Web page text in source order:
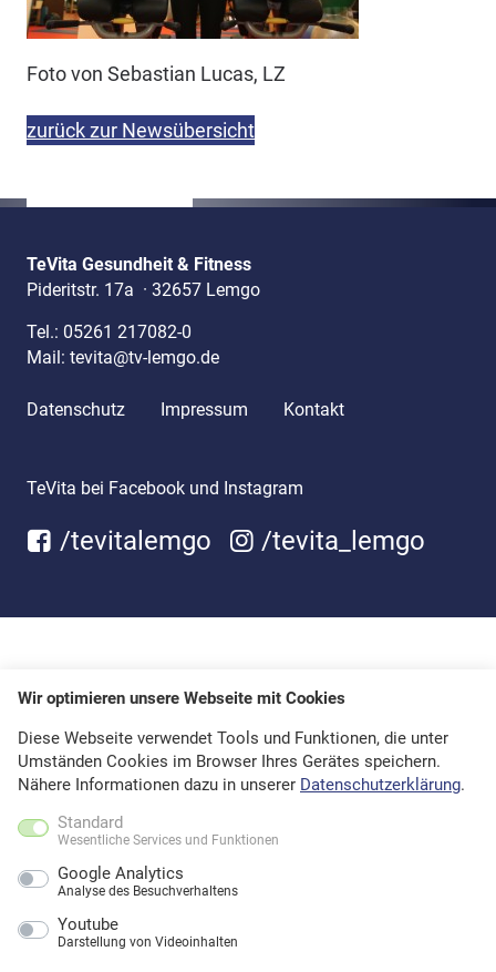
Foto von Sebastian Lucas, LZ
zurück zur Newsübersicht
TeVita Gesundheit & Fitness
Pideritstr. 17a · 32657 Lemgo
Tel.: 05261 217082-0
Mail: tevita@tv-lemgo.de
Datenschutz Impressum Kontakt
TeVita bei Facebook und Instagram
/tevitalemgo /tevita_lemgo
Wir optimieren unsere Webseite mit Cookies
Diese Webseite verwendet Tools und Funktionen, die unter
Umständen Cookies im Browser Ihres Gerätes speichern.
Nähere Informationen dazu in unserer Datenschutzerklärung.
Standard
Wesentliche Services und Funktionen
Google Analytics
Analyse des Besuchverhaltens
Youtube
Darstellung von Videoinhalten